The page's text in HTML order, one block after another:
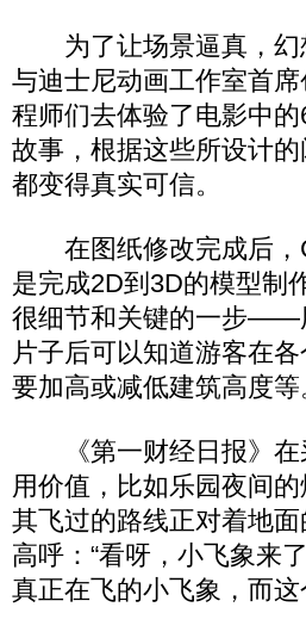
为了让场景逼真，幻
与迪士尼动画工作室首
程师们去体验了电影中
故事，根据这些所设计
都变得真实可信。
在图纸修改完成后，
是完成2D到3D的模型制
很细节和关键的一步——
片子后可以知道游客在
要加高或减低建筑高度等
《第一财经日报》在
用价值，比如乐园夜间
其飞过的路线正对着地
高呼：“看呀，小飞象来
真正在飞的小飞象，而